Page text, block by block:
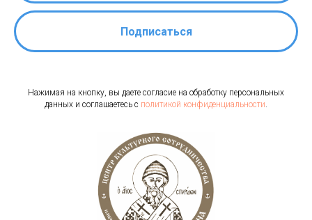
Подписаться
Нажимая на кнопку, вы даете согласие на обработку персональных
данных и соглашаетесь c политикой конфиденциальности.